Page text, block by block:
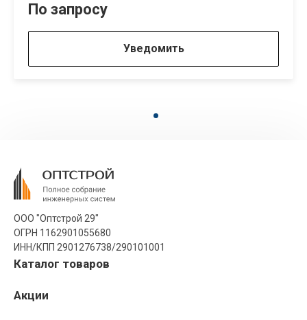
По запросу
Уведомить
ООО "Оптстрой 29"
ОГРН 1162901055680
ИНН/КПП 2901276738/290101001
Каталог товаров
Акции